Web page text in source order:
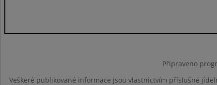
Připraveno
Veškeré publikované informace jsou vlastnictvím příslušné